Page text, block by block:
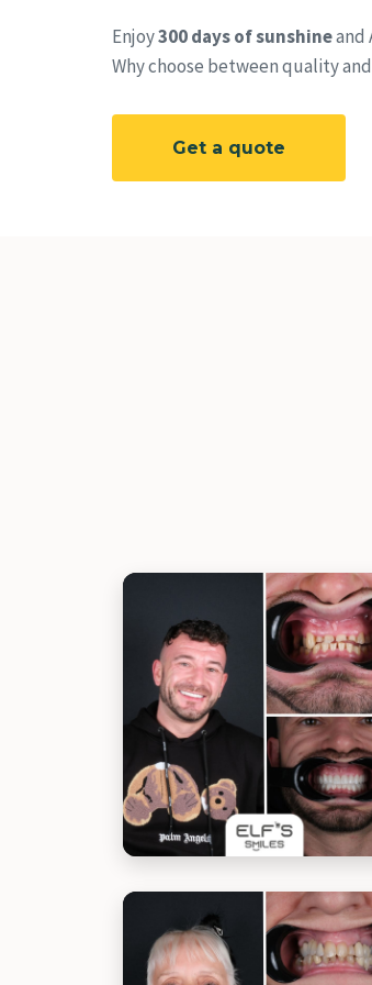
Enjoy300 days of sunshineand
Why choose between quality
Get a quote